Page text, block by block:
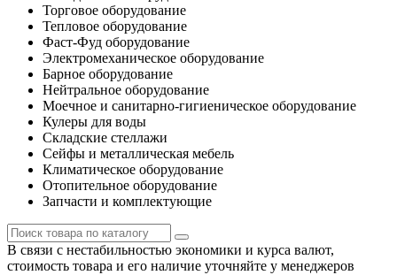
Торговое оборудование
Тепловое оборудование
Фаст-Фуд оборудование
Электромеханическое оборудование
Барное оборудование
Нейтральное оборудование
Моечное и санитарно-гигиеническое оборудование
Кулеры для воды
Складские стеллажи
Сейфы и металлическая мебель
Климатическое оборудование
Отопительное оборудование
Запчасти и комплектующие
В связи с нестабильностью экономики и курса валют,
стоимость товара и его наличие уточняйте у менеджеров